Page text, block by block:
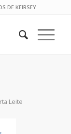
DE KEIRSEY
Leite